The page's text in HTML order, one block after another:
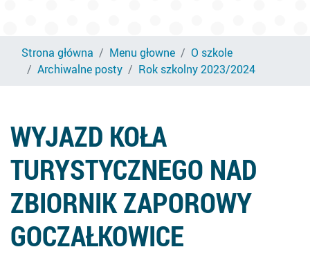
Strona główna Menu głowne
O szkole
Archiwalne posty
Rok szkolny 2023/2024
WYJAZD KOŁA
TURYSTYCZNEGO NAD
ZBIORNIK ZAPOROWY
GOCZAŁKOWICE